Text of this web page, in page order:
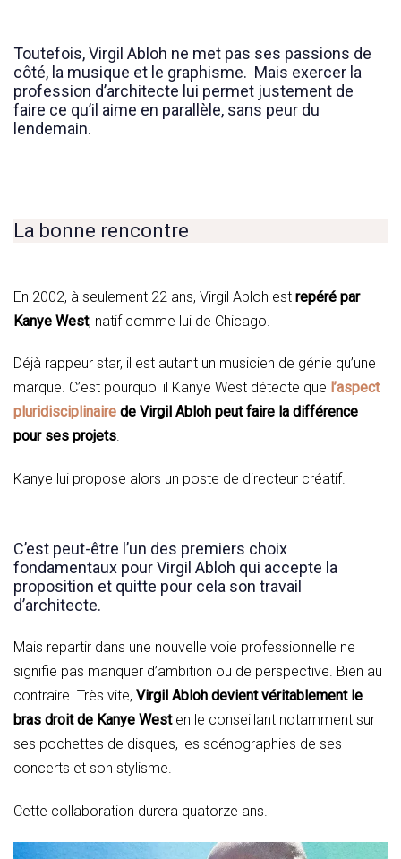
Toutefois, Virgil Abloh ne met pas ses passions de
côté, la musique et le graphisme. Mais exercer la
profession d’architecte lui permet justement de
faire ce qu’il aime en parallèle, sans peur du
lendemain.
La bonne rencontre
En 2002, à seulement 22 ans, Virgil Abloh est repéré par
Kanye West, natif comme lui de Chicago.
Déjà rappeur star, il est autant un musicien de génie qu’une
marque. C’est pourquoi il Kanye West détecte que l’aspect
pluridisciplinaire de Virgil Abloh peut faire la différence
pour ses projets.
Kanye lui propose alors un poste de directeur créatif.
C’est peut-être l’un des premiers choix
fondamentaux pour Virgil Abloh qui accepte la
proposition et quitte pour cela son travail
d’architecte.
Mais repartir dans une nouvelle voie professionnelle ne
signifie pas manquer d’ambition ou de perspective. Bien au
contraire. Très vite, Virgil Abloh devient véritablement le
bras droit de Kanye Westen le conseillant notamment sur
ses pochettes de disques, les scénographies de ses
concerts et son stylisme.
Cette collaboration durera quatorze ans.